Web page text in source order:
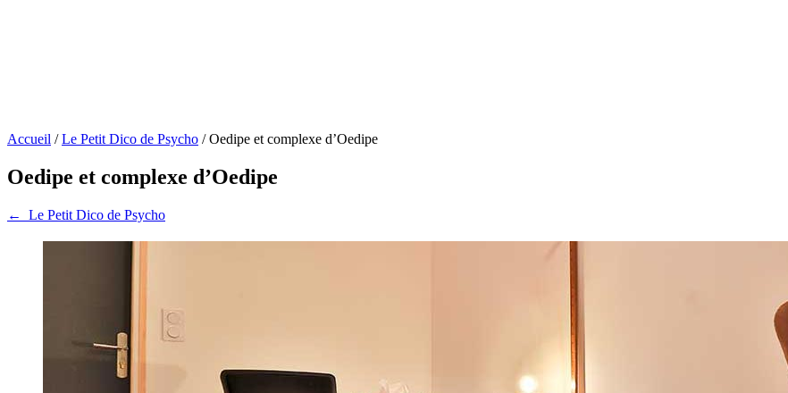
Accueil /Le Petit Dico de Psycho /Oedipe et complexe d’Oedipe
Oedipe et complexe d’Oedipe
← Le Petit Dico de Psycho